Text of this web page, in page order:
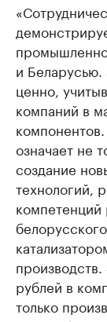
и
ценно,
компаний в
означает не
создание
технологий,
рублей в
только